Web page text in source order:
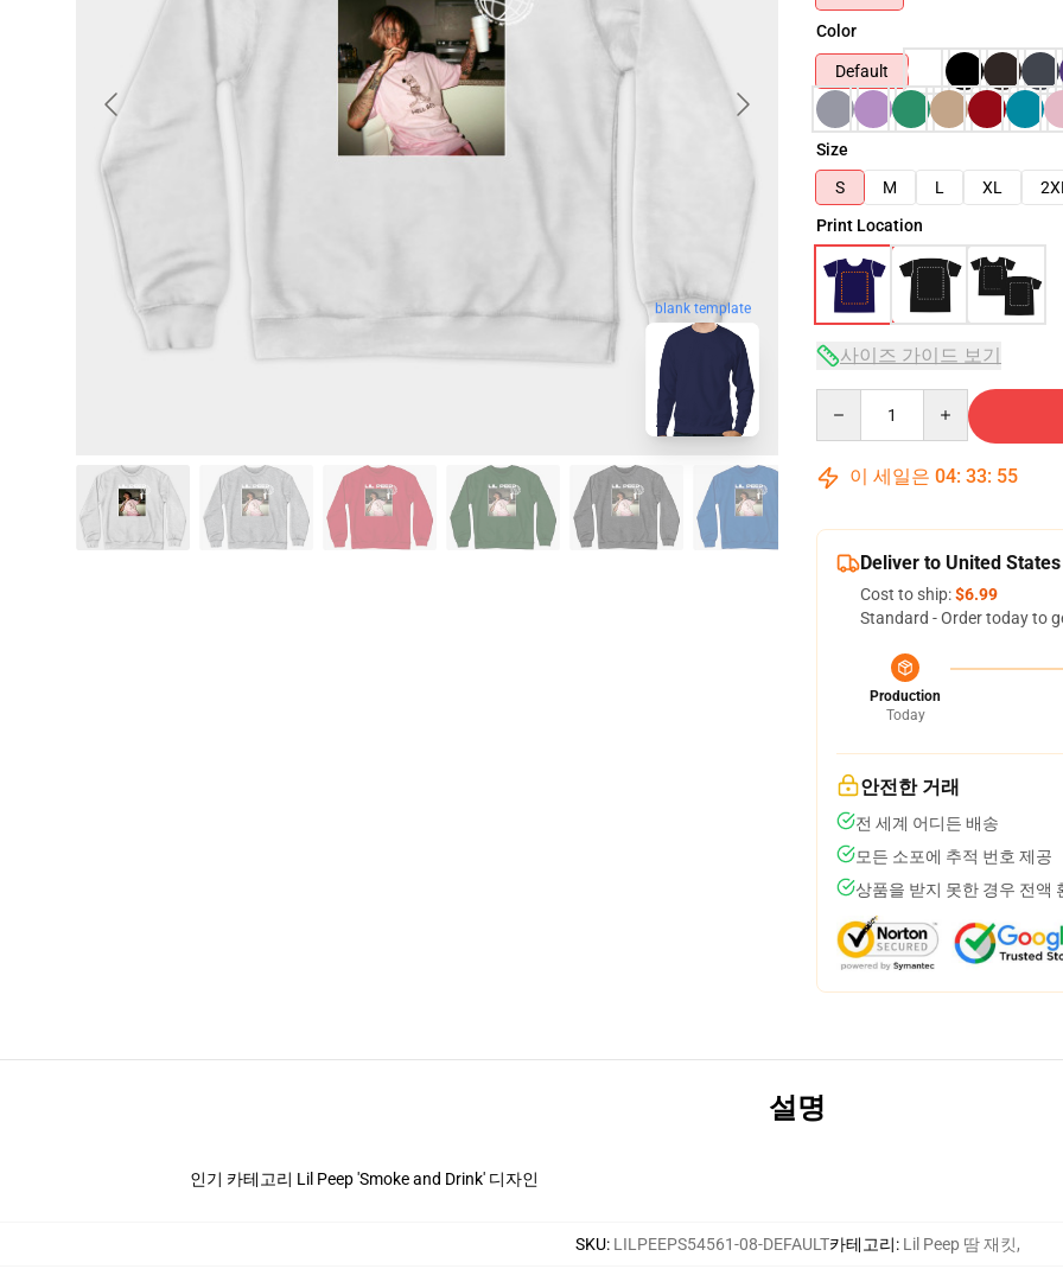
blank template
Color
Default
Size
S
M L XL 2XL
Print Location
사이즈 가이드 보기
이 세일은 04: 33: 54
Deliver to United States
Cost to ship:$6.99
Standard - Order today to
Production
Today
안전한 거래
전 세계 어디든 배송
모든 소포에 추적 번호 제공
상품을 받지 못한 경우 전액
설명
인기 카테고리 Lil Peep 'Smoke and Drink' 디자인
SKU: LILPEEPS54561-08-DEFAULT카테고리: Lil Peep 땀 재킷,